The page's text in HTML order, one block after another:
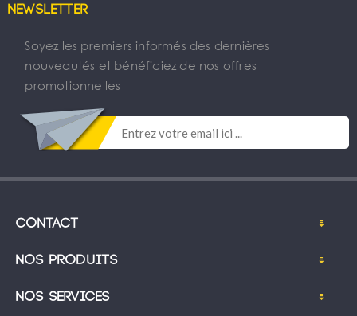
Newsletter
Soyez les premiers informés des dernières
nouveautés et bénéficiez de nos offres
promotionnelles
Contact
Nos produits
Nos services